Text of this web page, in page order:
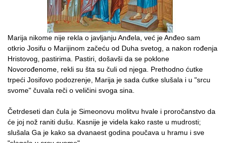
Marija nikome nije rekla o javljanju Anđela, već je Anđeo sam
otkrio Josifu o Marijinom začeću od Duha svetog, a nakon rođenja
Hristovog, pastirima. Pastiri, došavši da se poklone
Novorođenome, rekli su šta su čuli od njega. Prethodno ćutke
trpeći Josifovo podozrenje, Marija je sada ćutke slušala i u "srcu
svome" čuvala reči o veličini svoga sina.
Četrdeseti dan čula je Simeonovu molitvu hvale i proročanstvo da
će joj nož raniti dušu. Kasnije je videla kako raste u mudrosti;
slušala Ga je kako sa dvanaest godina poučava u hramu i sve